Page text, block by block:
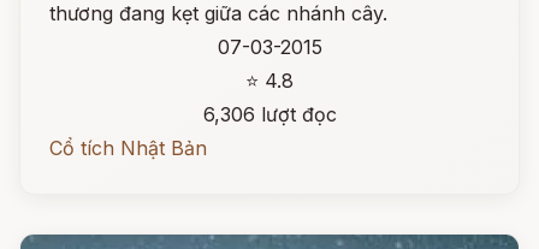
thương đang kẹt giữa các nhánh cây.
07-03-2015
⭐ 4.8
6,306 lượt đọc
Cổ tích Nhật Bản